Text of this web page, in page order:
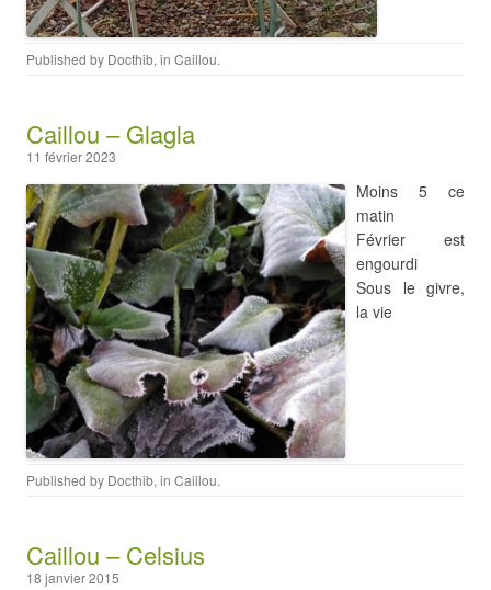
Published by Docthib, in Caillou.
Caillou – Glagla
11 février 2023
Moins 5 ce
matin
Février est
engourdi
Sous le givre,
la vie
Published by Docthib, in Caillou.
Caillou – Celsius
18 janvier 2015